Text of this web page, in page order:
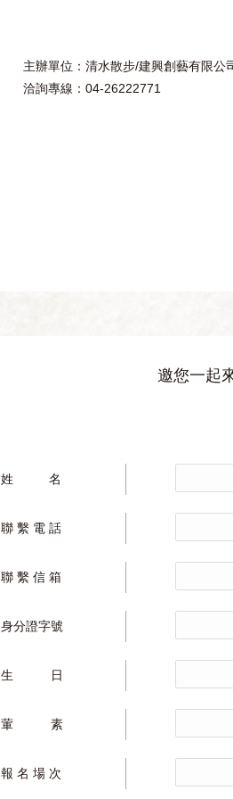
主辦單位：清水散步/建興創藝有限公
洽詢專線：04-26222771
邀您一起
姓 名
聯 繫 電 話
聯 繫 信 箱
身分證字號
生 日
葷 素
報 名 場 次